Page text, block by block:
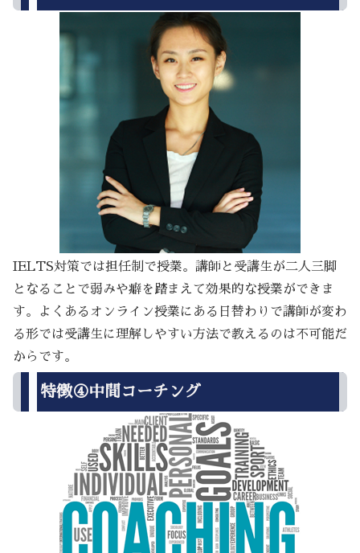
IELTS対策では担任制で授業。講師と受講生が二人三脚
となることで弱みや癖を踏まえて効果的な授業ができま
す。よくあるオンライン授業にある日替わりで講師が変わ
る形では受講生に理解しやすい方法で教えるのは不可能だ
からです。
特徴④中間コーチング